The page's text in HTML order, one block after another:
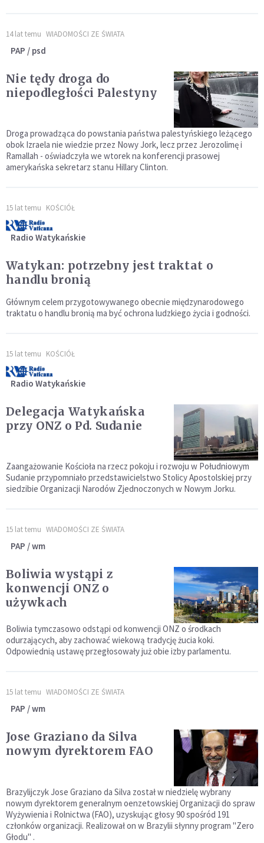
14 lat temu WIADOMOŚCI ZE ŚWIATA
PAP / psd
Nie tędy droga do
niepodległości Palestyny
Droga prowadząca do powstania państwa palestyńskiego leżącego
obok Izraela nie wiedzie przez Nowy Jork, lecz przez Jerozolimę i
Ramallah - oświadczyła we wtorek na konferencji prasowej
amerykańska sekretarz stanu Hillary Clinton.
15 lat temu KOŚCIÓŁ
Radio Watykańskie
Watykan: potrzebny jest traktat o
handlu bronią
Głównym celem przygotowywanego obecnie międzynarodowego
traktatu o handlu bronią ma być ochrona ludzkiego życia i godności.
15 lat temu KOŚCIÓŁ
Radio Watykańskie
Delegacja Watykańska
przy ONZ o Pd. Sudanie
Zaangażowanie Kościoła na rzecz pokoju i rozwoju w Południowym
Sudanie przypomniało przedstawicielstwo Stolicy Apostolskiej przy
siedzibie Organizacji Narodów Zjednoczonych w Nowym Jorku.
15 lat temu WIADOMOŚCI ZE ŚWIATA
PAP / wm
Boliwia wystąpi z
konwencji ONZ o
używkach
Boliwia tymczasowo odstąpi od konwencji ONZ o środkach
odurzających, aby zachować wiekową tradycję żucia koki.
Odpowiednią ustawę przegłosowały już obie izby parlamentu.
15 lat temu WIADOMOŚCI ZE ŚWIATA
PAP / wm
Jose Graziano da Silva
nowym dyrektorem FAO
Brazylijczyk Jose Graziano da Silva został w niedzielę wybrany
nowym dyrektorem generalnym oenzetowskiej Organizacji do spraw
Wyżywienia i Rolnictwa (FAO), uzyskując głosy 90 spośród 191
członków organizacji. Realizował on w Brazylii słynny program "Zero
Głodu" .